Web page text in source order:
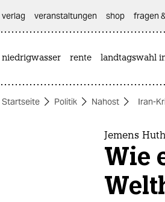
themen
verlag
veranstaltungen shop fragen
niedrigwasser rente landtagswahl
Startseite Politik Nahost Iran-
Jemens
Wie